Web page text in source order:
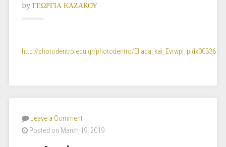
by ΓΕΩΡΓΙΑ ΚΑΖΑΚΟΥ
http://photodentro.edu.gr/photodentro/
Leave a Comment
Posted on March 19, 2019